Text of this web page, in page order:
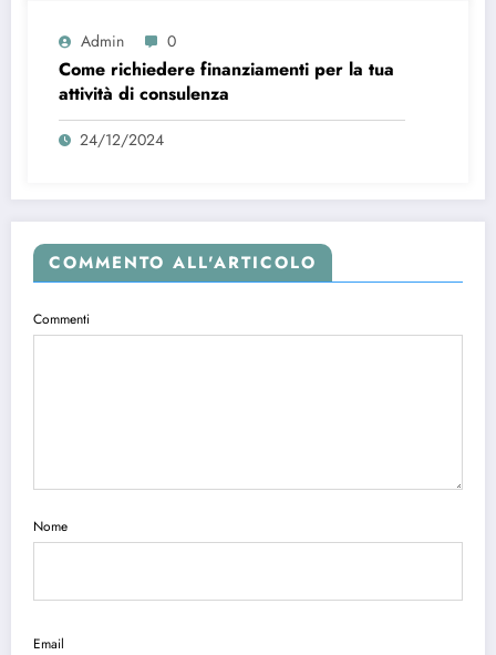
Admin 0
Come richiedere finanziamenti per la tua
attività di consulenza
24/12/2024
COMMENTO ALL'ARTICOLO
Commenti
Nome
Email